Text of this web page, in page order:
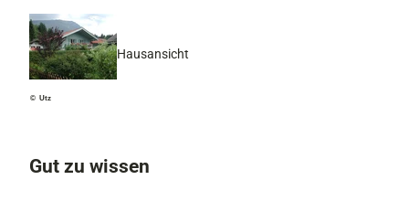
© Utz
Hausansicht
Gut zu wissen